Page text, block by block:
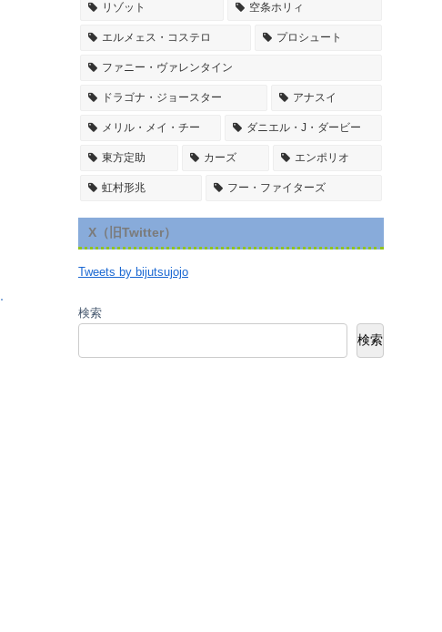
リゾット 空条ホリィ
エルメェス・コステロ プロシュート
ファニー・ヴァレンタイン
ドラゴナ・ジョースター アナスイ
メリル・メイ・チー ダニエル・J・ダービー
東方定助 カーズ エンポリオ
虹村形兆 フー・ファイターズ
X（旧Twitter）
Tweets by bijutsujojo
検索
検索